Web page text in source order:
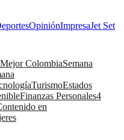
OpiniónImpresaJet Set
Mejor ColombiaSemana
TurismoEstados
Finanzas Personales4
en